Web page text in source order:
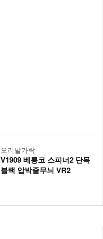
오리발가락
V1909 베룽코 스피너2 단목
블랙 압박줄무늬 VR2